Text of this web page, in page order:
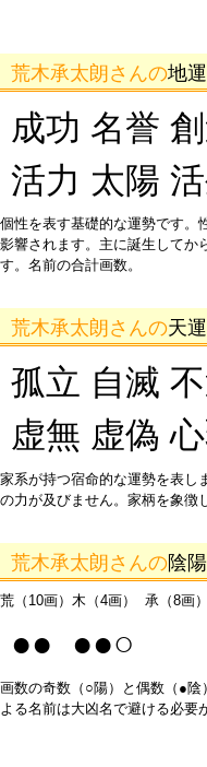
荒木承太朗さんの地運
成功 名誉
活力 太陽
個性を表す基礎的な運勢です。
影響されます。主に誕生してか
す。名前の合計画数。
荒木承太朗さんの天運
孤立 自滅
虚無 虚偽
家系が持つ宿命的な運勢を表し
の力が及びません。家柄を象徴
荒木承太朗さんの陰陽
荒（10画）木（4画） 承（8画
●● ●●○
画数の奇数（○陽）と偶数（●
よる名前は大凶名で避ける必要